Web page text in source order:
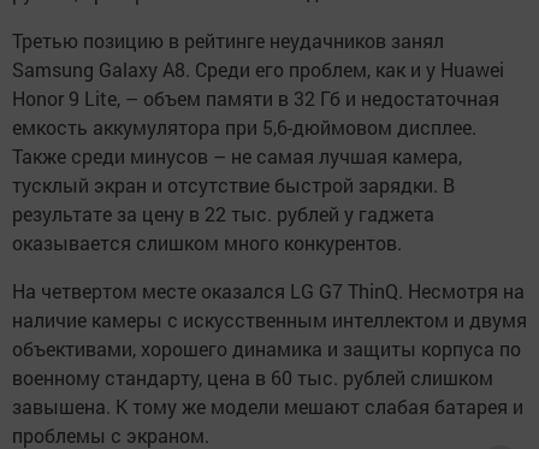
Третью позицию в рейтинге неудачников занял
Samsung Galaxy A8. Среди его проблем, как и у Huawei
Honor 9 Lite, – объем памяти в 32 Гб и недостаточная
емкость аккумулятора при 5,6-дюймовом дисплее.
Также среди минусов – не самая лучшая камера,
тусклый экран и отсутствие быстрой зарядки. В
результате за цену в 22 тыс. рублей у гаджета
оказывается слишком много конкурентов.
На четвертом месте оказался LG G7 ThinQ. Несмотря на
наличие камеры с искусственным интеллектом и двумя
объективами, хорошего динамика и защиты корпуса по
военному стандарту, цена в 60 тыс. рублей слишком
завышена. К тому же модели мешают слабая батарея и
проблемы с экраном.